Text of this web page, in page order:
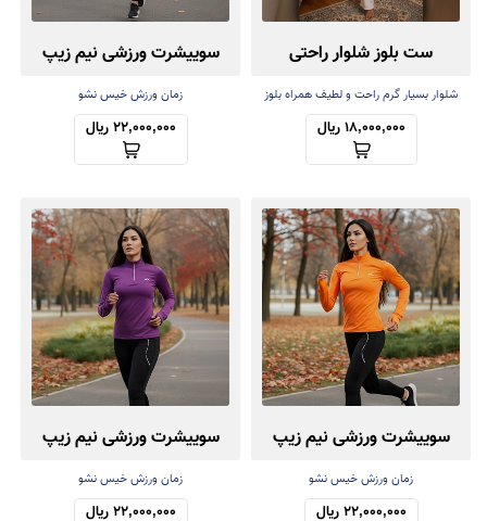
ست بلوز شلوار راحتی
شلوار بسیار گرم راحت و لطیف همراه بلوز
سبک
18,000,000 ریال
سوییشرت ورزشی نیم زیپ
فینگردار
زمان ورزش خیس نشو
22,000,000 ریال
سوییشرت ورزشی نیم زیپ
فینگردار
زمان ورزش خیس نشو
22,000,000 ریال
سوییشرت ورزشی نیم زیپ
فینگردار
زمان ورزش خیس نشو
22,000,000 ریال